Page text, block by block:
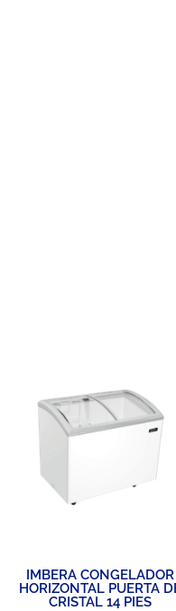
IMBERA CONGELADOR
HORIZONTAL PUERTA
CRISTAL 14 PIES